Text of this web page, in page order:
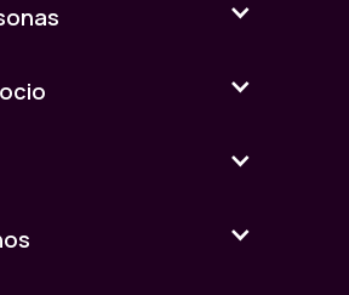
5 de marzo de 2026
26 de marzo de 2026
9 de abril de 2026